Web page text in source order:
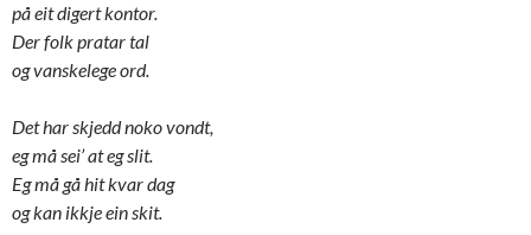
på eit digert kontor.
Der folk pratar tal
og vanskelege ord.
Det har skjedd noko vondt,
eg må sei’ at eg slit.
Eg må gå hit kvar dag
og kan ikkje ein skit.